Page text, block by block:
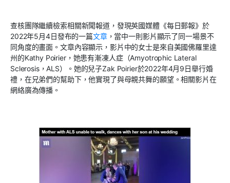
查核團隊繼續檢索相關新聞報道，發現英國媒體《每日郵報》於
2022年5月4日發布的一篇文章，當中一則影片顯示了同一場景不
同角度的畫面。文章內容顯示，影片中的女士是來自美國佛羅里達
州的Kathy Poirier，她患有漸凍人症（Amyotrophic Lateral
Sclerosis，ALS）。她的兒子Zak Poirier於2022年4月9日舉行婚
禮，在兄弟們的幫助下，他實現了與母親共舞的願望。相關影片在
網絡廣為傳播。